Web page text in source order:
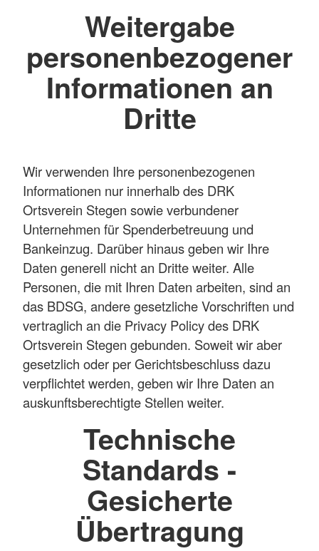
Weitergabe
personenbezogener
Informationen an
Dritte
Wir verwenden Ihre personenbezogenen
Informationen nur innerhalb des DRK
Ortsverein Stegen sowie verbundener
Unternehmen für Spenderbetreuung und
Bankeinzug. Darüber hinaus geben wir Ihre
Daten generell nicht an Dritte weiter. Alle
Personen, die mit Ihren Daten arbeiten, sind an
das BDSG, andere gesetzliche Vorschriften und
vertraglich an die Privacy Policy des DRK
Ortsverein Stegen gebunden. Soweit wir aber
gesetzlich oder per Gerichtsbeschluss dazu
verpflichtet werden, geben wir Ihre Daten an
auskunftsberechtigte Stellen weiter.
Technische
Standards -
Gesicherte
Übertragung